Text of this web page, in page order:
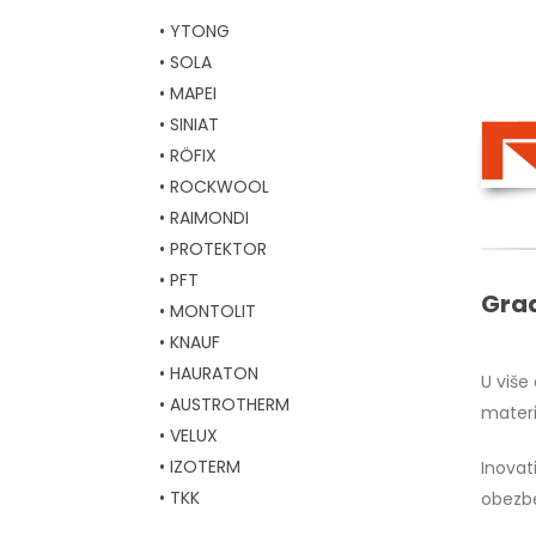
U
• YTONG
• SOLA
• MAPEI
• SINIAT
• RÖFIX
• ROCKWOOL
• RAIMONDI
• PROTEKTOR
• PFT
• MONTOLIT
• KNAUF
• HAURATON
• AUSTROTHERM
• VELUX
• IZOTERM
• TKK